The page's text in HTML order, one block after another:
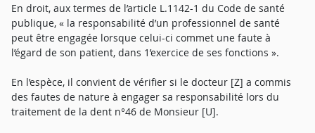
En droit, aux termes de l’article L.1142-1 du Code de santé
publique, « la responsabilité d’un professionnel de santé
peut être engagée lorsque celui-ci commet une faute à
l’égard de son patient, dans 1’exercice de ses fonctions ».
En l’espèce, il convient de vérifier si le docteur [Z] a commis
des fautes de nature à engager sa responsabilité lors du
traitement de la dent n°46 de Monsieur [U].